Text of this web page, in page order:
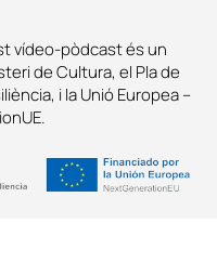
vídeo-pòdcast és un
de Cultura, el Pla de
i la Unió Europea –